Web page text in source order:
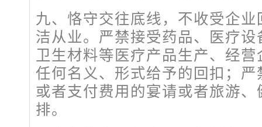
九、恪守交往底线，不收受企
洁从业。严禁接受药品、医疗
卫生材料等医疗产品生产、经
任何名义、形式给予的回扣；
或者支付费用的宴请或者旅游
排。